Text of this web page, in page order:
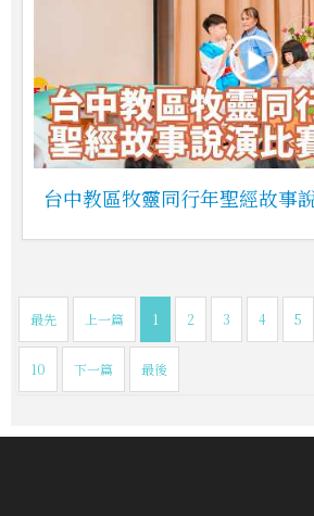
台中教區牧靈同行年聖經故事
最先 上一篇 1 2 3 4 5
10 下一篇 最後